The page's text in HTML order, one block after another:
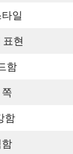
일
현
함
함